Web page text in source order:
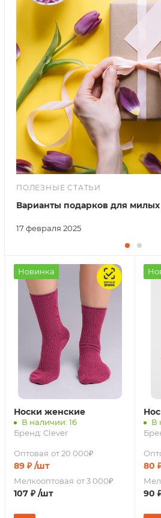
ПОЛЕЗНЫЕ СТАТЬИ
17 февраля 2025
Варианты подарков для
Новинка
Носки женские
В наличии: 16
Бренд: Clever
Оптовая от 20 000₽
89 ₽ /шт
Мелкооптовая от 3 000₽
107 ₽ /шт
В
80
90